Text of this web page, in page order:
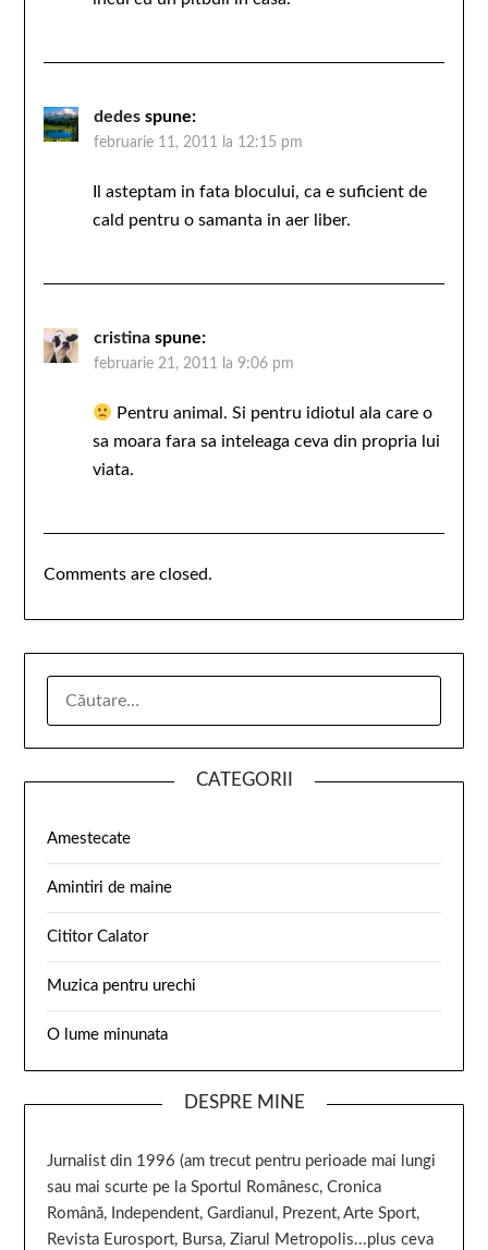
dedes spune:
februarie 11, 2011 la 12:15 pm
Il asteptam in fata blocului, ca e suficient de
cald pentru o samanta in aer liber.
cristina spune:
februarie 21, 2011 la 9:06 pm
Pentru animal. Si pentru idiotul ala care o
sa moara fara sa inteleaga ceva din propria lui
viata.
Comments are closed.
CATEGORII
Amestecate
Amintiri de maine
Cititor Calator
Muzica pentru urechi
O lume minunata
DESPRE MINE
Jurnalist din 1996 (am trecut pentru perioade mai lungi
sau mai scurte pe la Sportul Românesc, Cronica
Română, Independent, Gardianul, Prezent, Arte Sport,
Revista Eurosport, Bursa, Ziarul Metropolis...plus ceva